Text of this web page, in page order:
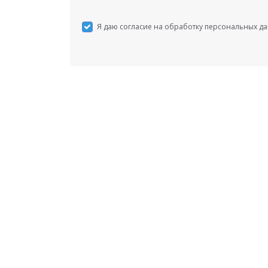
Я даю согласие на обработку персональных